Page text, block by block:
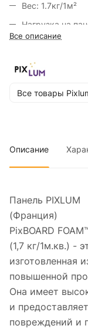
Вес: 1.7кг/1м²
Нагрузка на
Рабочее
Все описание
Все товары
Описание
Панель PIXLUM
PixBOARD
(1,7 кг/1м.кв.) -
изготовленная
повышенной
Она имеет
и
повреждений и